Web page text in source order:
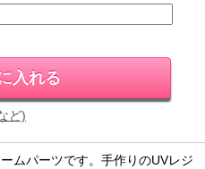
ど)
ムパーツです。手作りのUVレジ